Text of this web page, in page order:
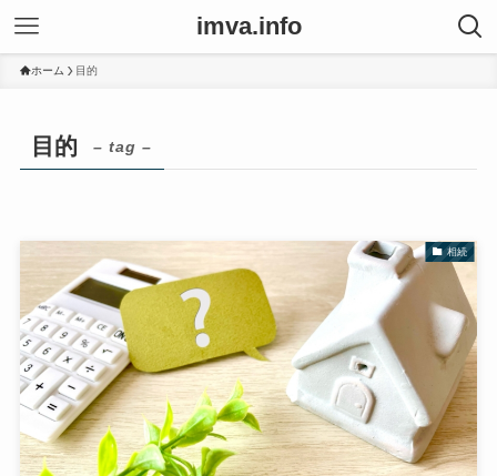
imva.info
ホーム 目的
目的 – tag –
相続